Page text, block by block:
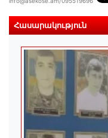
Հասարակություն